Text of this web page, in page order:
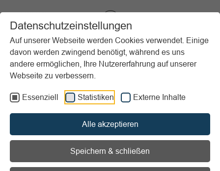
Datenschutzeinstellungen
Auf unserer Webseite werden Cookies verwendet. Einige
davon werden zwingend benötigt, während es uns
andere ermöglichen, Ihre Nutzererfahrung auf unserer
Webseite zu verbessern.
Essenziell Statistiken Externe Inhalte
Alle akzeptieren
Speichern & schließen
Vereinsmanagement
Marketing
Veranstaltungsmanagement
Vorlesen
Informationen zum Readspeaker öffnen
Veranstaltungsmanagement
im Verein